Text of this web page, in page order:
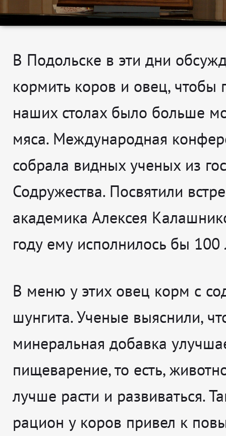
В Подольске в эти дни
кормить коров и овец, чтобы
наших столах было больше
мяса. Международная
собрала видных ученых из
Содружества. Посвятили
академика Алексея
году ему исполнилось бы 100
В меню у этих овец корм с
шунгита. Ученые выяснили,
минеральная добавка
пищеварение, то есть,
лучше расти и развиваться.
рацион у коров привел к